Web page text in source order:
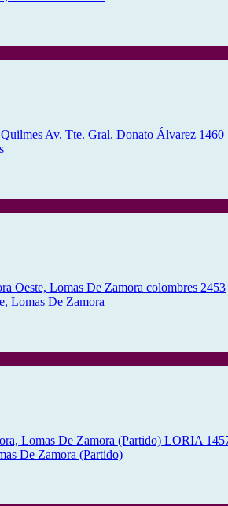
Lomas De Zamora
De Zamora (Partido)